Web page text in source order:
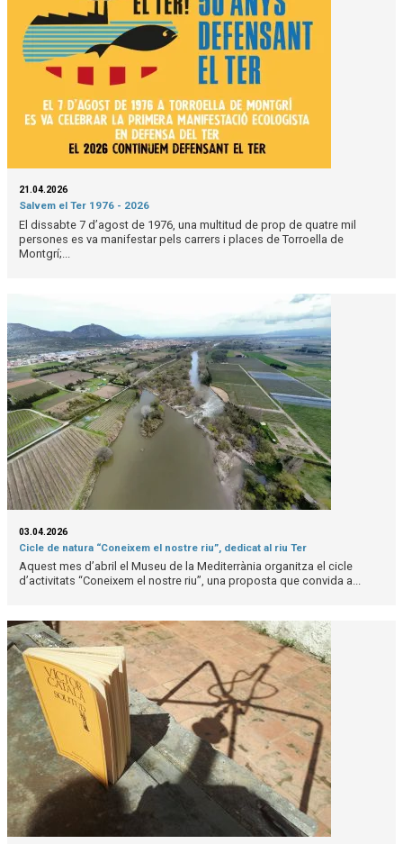
21.04.2026
Salvem el Ter 1976 - 2026
El dissabte 7 d’agost de 1976, una multitud de prop de quatre mil
persones es va manifestar pels carrers i places de Torroella de
Montgrí;...
03.04.2026
Cicle de natura “Coneixem el nostre riu”, dedicat al riu Ter
Aquest mes d’abril el Museu de la Mediterrània organitza el cicle
d’activitats “Coneixem el nostre riu”, una proposta que convida a...